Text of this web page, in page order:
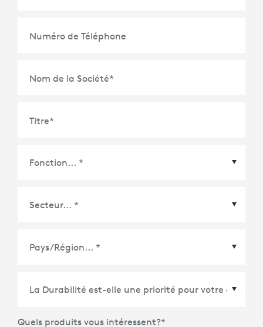
Numéro de Téléphone
Nom de la Société*
Titre*
Quels produits vous intéressent?*